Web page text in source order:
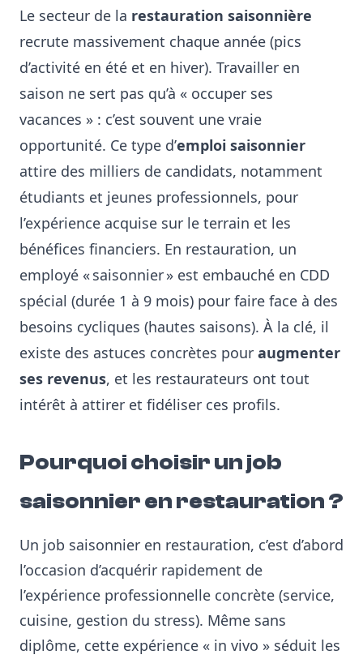
Le secteur de la restauration saisonnière
recrute massivement chaque année (pics
d’activité en été et en hiver). Travailler en
saison ne sert pas qu’à « occuper ses
vacances » : c’est souvent une vraie
opportunité. Ce type d’emploi saisonnier
attire des milliers de candidats, notamment
étudiants et jeunes professionnels, pour
l’expérience acquise sur le terrain et les
bénéfices financiers. En restauration, un
employé « saisonnier » est embauché en CDD
spécial (durée 1 à 9 mois) pour faire face à des
besoins cycliques (hautes saisons). À la clé, il
existe des astuces concrètes pour augmenter
ses revenus, et les restaurateurs ont tout
intérêt à attirer et fidéliser ces profils.
Pourquoi choisir un job
saisonnier en restauration ?
Un job saisonnier en restauration, c’est d’abord
l’occasion d’acquérir rapidement de
l’expérience professionnelle concrète (service,
cuisine, gestion du stress). Même sans
diplôme, cette expérience « in vivo » séduit les